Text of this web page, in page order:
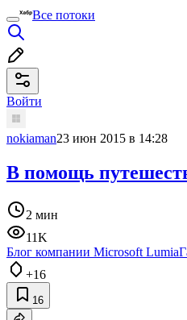
Все потоки
Войти
nokiaman23 июн 2015 в 14:28
В помощь
2 мин
11K
Блог компании Microsoft Lumia
+16
16